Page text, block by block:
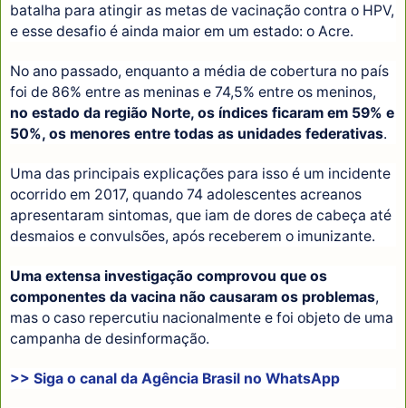
batalha para atingir as metas de vacinação contra o HPV,
e esse desafio é ainda maior em um estado: o Acre.
No ano passado, enquanto a média de cobertura no país
foi de 86% entre as meninas e 74,5% entre os meninos,
no estado da região Norte, os índices ficaram em 59% e
50%, os menores entre todas as unidades federativas.
Uma das principais explicações para isso é um incidente
ocorrido em 2017, quando 74 adolescentes acreanos
apresentaram sintomas, que iam de dores de cabeça até
desmaios e convulsões, após receberem o imunizante.
Uma extensa investigação comprovou que os
componentes da vacina não causaram os problemas,
mas o caso repercutiu nacionalmente e foi objeto de uma
campanha de desinformação.
>> Siga o canal da Agência Brasil no WhatsApp